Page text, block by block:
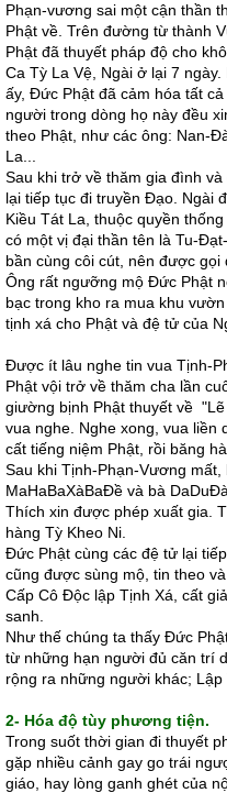
Phạn-vương sai một cận thần
Phật về. Trên đường từ thành
Phật đã thuyết pháp độ cho
Ca Tỳ La Vệ, Ngài ở lại 7
ấy, Ðức Phật đã cảm hóa tất
người trong dòng họ này đều
theo Phật, như các ông: Nan-
La...
Sau khi trở về thăm gia đình
lại tiếp tục đi truyền Ðạo. Ngài
Kiều Tát La, thuộc quyền
có một vị đại thần tên là Tu-
bần cùng côi cút, nên được gọi
Ông rất ngưỡng mộ Ðức Phật
bạc trong kho ra mua khu
tịnh xá cho Phật và đệ tử của
Ðược ít lâu nghe tin vua Tịnh-
Phật vội trở về thăm cha lần
giường bịnh Phật thuyết về
vua nghe. Nghe xong, vua liền
cất tiếng niệm Phật, rồi băng
Sau khi Tịnh-Phạn-Vương mất,
MaHaBaXàBaÐề và bà
Thích xin được phép xuất gia.
hàng Tỳ Kheo Ni.
Ðức Phật cùng các đệ tử lại
cũng được sùng mộ, tin theo
Cấp Cô Ðộc lập Tịnh Xá, cất
sanh.
Như thế chúng ta thấy Ðức
từ những hạn người đủ căn trí
rộng ra những người khác; Lập
2- Hóa độ tùy phương tiện.
Trong suốt thời gian đi thuyết
gặp nhiều cảnh gay go trái
giáo, hay lòng ganh ghét của